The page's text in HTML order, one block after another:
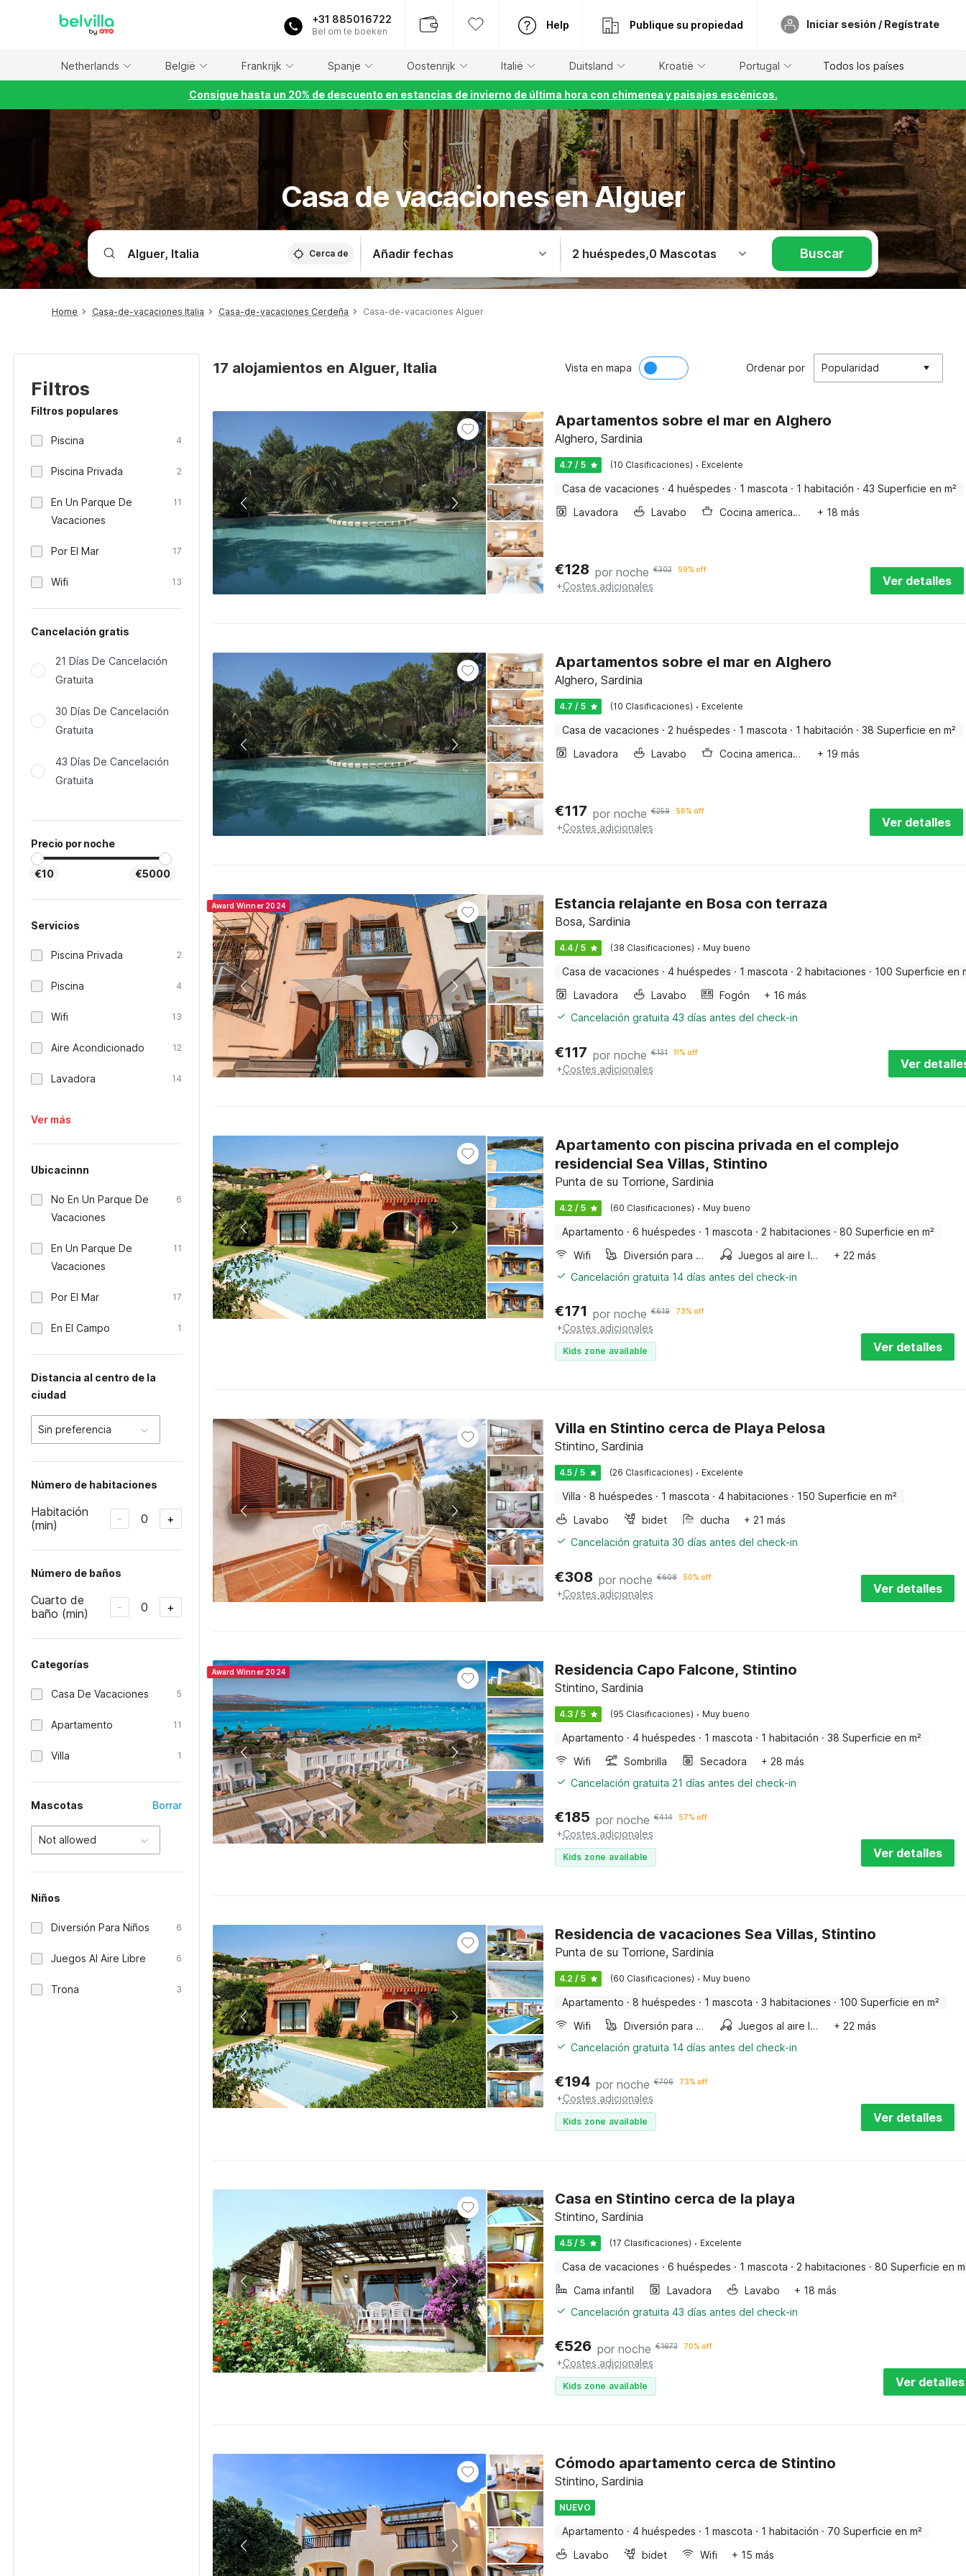
+31 885016722
Bel om te boeken
Help Publique su propiedad Iniciar sesión / Regístrate
Netherlands België Frankrijk Spanje Oostenrijk Italië Duitsland Kroatië Portugal Todos los países
Consigue hasta un 20% de descuento en estancias de invierno de última hora con chimenea y paisajes escénicos.
Casa de vacaciones en Alguer
Cerca de Añadir fechas 2 huéspedes,0 Mascotas Buscar
Home Casa-de-vacaciones Italia Casa-de-vacaciones Cerdeña Casa-de-vacaciones Alguer
Filtros
Filtros populares
Piscina 4
Piscina Privada 2
En Un Parque De
Vacaciones
11
Por El Mar 17
Wifi 13
Cancelación gratis
21 Días De Cancelación
Gratuita
30 Días De Cancelación
Gratuita
43 Días De Cancelación
Gratuita
Precio por noche
€10 €5000
Servicios
Piscina Privada 2
Piscina 4
Wifi 13
Aire Acondicionado 12
Lavadora 14
Ver más
Ubicacinnn
No En Un Parque De
Vacaciones
6
En Un Parque De
Vacaciones
11
Por El Mar 17
En El Campo 1
Distancia al centro de la
ciudad
Sin preferencia
Número de habitaciones
Habitación
(min)
- 0 +
Número de baños
Cuarto de
baño (min)
- 0 +
Categorías
Casa De Vacaciones 5
Apartamento 11
Villa 1
Mascotas Borrar
Not allowed
Niños
Diversión Para Niños 6
Juegos Al Aire Libre 6
Trona 3
17 alojamientos en Alguer, Italia Vista en mapa Ordenar por Popularidad
Apartamentos sobre el mar en Alghero
Alghero, Sardinia
4.7 / 5 (10 Clasificaciones) · Excelente
Casa de vacaciones · 4 huéspedes · 1 mascota · 1 habitación · 43 Superficie en m²
Lavadora
Lavabo Cocina americana + 18 más
€128 por noche €302 59% off
+Costes adicionales Ver detalles
Apartamentos sobre el mar en Alghero
Alghero, Sardinia
4.7 / 5 (10 Clasificaciones) · Excelente
Casa de vacaciones · 2 huéspedes · 1 mascota · 1 habitación · 38 Superficie en m²
Lavadora
Lavabo Cocina americana + 19 más
€117 por noche €259 56% off
+Costes adicionales Ver detalles
Award Winner 2024 Estancia relajante en Bosa con terraza
Bosa, Sardinia
4.4 / 5 (38 Clasificaciones) · Muy bueno
Casa de vacaciones · 4 huéspedes · 1 mascota · 2 habitaciones · 100 Superficie en
Lavadora
Lavabo Fogón
+ 16 más
Cancelación gratuita 43 días antes del check-in
€117 por noche €131 11% off
+Costes adicionales Ver
Apartamento con piscina privada en el complejo
residencial Sea Villas, Stintino
Punta de su Torrione, Sardinia
4.2 / 5 (60 Clasificaciones) · Muy bueno
Apartamento · 6 huéspedes · 1 mascota · 2 habitaciones · 80 Superficie en m²
Wifi
Diversión para niños Juegos al aire libre
+ 22 más
Cancelación gratuita 14 días antes del check-in
€171 por noche €619 73% off
+Costes adicionales
Kids zone available Ver detalles
Villa en Stintino cerca de Playa Pelosa
Stintino, Sardinia
4.5 / 5 (26 Clasificaciones) · Excelente
Villa · 8 huéspedes · 1 mascota · 4 habitaciones · 150 Superficie en m²
Lavabo
bidet ducha
+ 21 más
Cancelación gratuita 30 días antes del check-in
€308 por noche €608 50% off
+Costes adicionales Ver detalles
Award Winner 2024 Residencia Capo Falcone, Stintino
Stintino, Sardinia
4.3 / 5 (95 Clasificaciones) · Muy bueno
Apartamento · 4 huéspedes · 1 mascota · 1 habitación · 38 Superficie en m²
Wifi
Sombrilla Secadora
+ 28 más
Cancelación gratuita 21 días antes del check-in
€185 por noche €414 57% off
+Costes adicionales
Kids zone available Ver detalles
Residencia de vacaciones Sea Villas, Stintino
Punta de su Torrione, Sardinia
4.2 / 5 (60 Clasificaciones) · Muy bueno
Apartamento · 8 huéspedes · 1 mascota · 3 habitaciones · 100 Superficie en m²
Wifi
Diversión para niños Juegos al aire libre
+ 22 más
Cancelación gratuita 14 días antes del check-in
€194 por noche €706 73% off
+Costes adicionales
Kids zone available Ver detalles
Casa en Stintino cerca de la playa
Stintino, Sardinia
4.5 / 5 (17 Clasificaciones) · Excelente
Casa de vacaciones · 6 huéspedes · 1 mascota · 2 habitaciones · 80 Superficie en
Cama infantil
Lavadora Lavabo
+ 18 más
Cancelación gratuita 43 días antes del check-in
€526 por noche €1673 70% off
+Costes adicionales
Kids zone available Ver detalles
Cómodo apartamento cerca de Stintino
Stintino, Sardinia
NUEVO
Apartamento · 4 huéspedes · 1 mascota · 1 habitación · 70 Superficie en m²
Lavabo
bidet Wifi + 15 más